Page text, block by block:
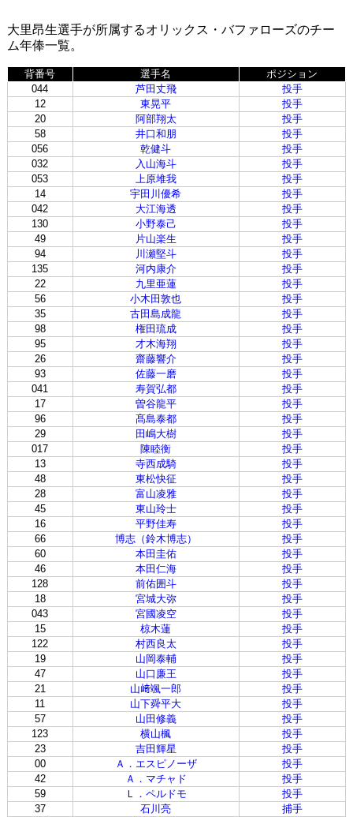
大里昂生選手が所属するオリックス・バファローズのチー
ム年俸一覧。
背番号 選手名
ポジション
044
芦田丈飛
投手
12
東晃平
投手
20
阿部翔太
投手
58
井口和朋
投手
056
乾健斗
投手
032
入山海斗
投手
053
上原堆我
投手
14
宇田川優希
投手
042
大江海透
投手
130
小野泰己
投手
49
片山楽生
投手
94
川瀬堅斗
投手
135
河内康介
投手
22
九里亜蓮
投手
56
小木田敦也
投手
35
古田島成龍
投手
98
権田琉成
投手
95
才木海翔
投手
26
齋藤響介
投手
93
佐藤一磨
投手
041
寿賀弘都
投手
17
曽谷龍平
投手
96
髙島泰都
投手
29
田嶋大樹
投手
017
陳睦衡
投手
13
寺西成騎
投手
48
東松快征
投手
28
富山凌雅
投手
45
東山玲士
投手
16
平野佳寿
投手
66
博志（鈴木博志）
投手
60
本田圭佑
投手
46
本田仁海
投手
128
前佑囲斗
投手
18
宮城大弥
投手
043
宮國凌空
投手
15
椋木蓮
投手
122
村西良太
投手
19
山岡泰輔
投手
47
山口廉王
投手
21
山﨑颯一郎
投手
11
山下舜平大
投手
57
山田修義
投手
123
横山楓
投手
23
吉田輝星
投手
00
Ａ．エスピノーザ
投手
42
Ａ．マチャド
投手
59
Ｌ．ペルドモ
投手
37
石川亮
捕手